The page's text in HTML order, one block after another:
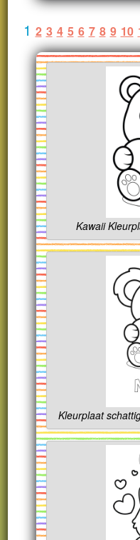
1 2 3 4 5 6 7 8 9 10
Kawaii
Kleurplaat